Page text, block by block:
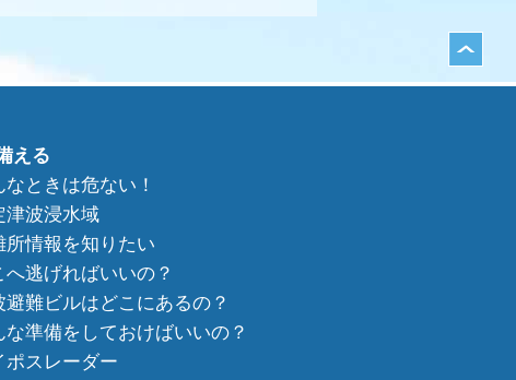
える
なときは危ない！
津波浸水域
所情報を知りたい
へ逃げればいいの？
避難ビルはどこにあるの？
な準備をしておけばいいの？
ポスレーダー